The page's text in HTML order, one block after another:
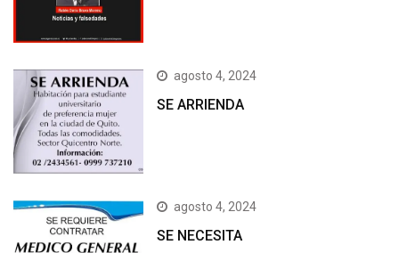
agosto 4, 2024
SE ARRIENDA
agosto 4, 2024
SE NECESITA